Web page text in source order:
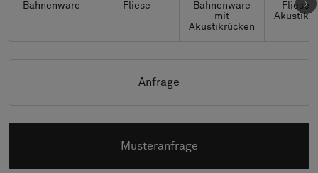
Bahnenware Fliese
Bahnenware
mit
Akustikrücken
Fliesen
Anfrage
Musteranfrage